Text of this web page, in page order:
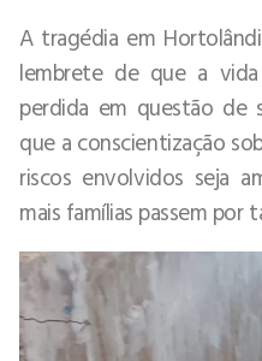
A tragédia em
lembrete de que a
perdida em questão de
que a conscientização
riscos envolvidos seja
mais famílias passem por